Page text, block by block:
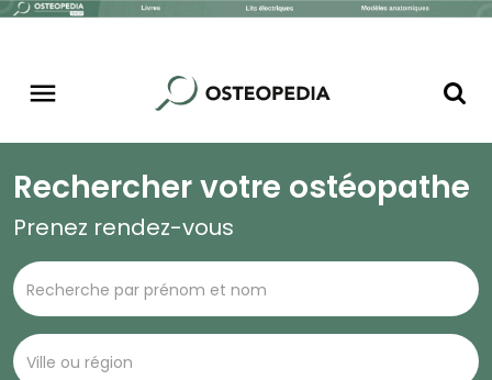
Rechercher votre ostéopathe
Prenez rendez-vous